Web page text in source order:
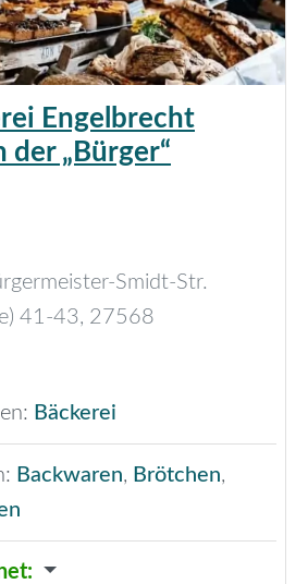
Engelbrecht
der „Bürger“
Smidt-Str.
41-43, 27568
Bäckerei
Backwaren, Brötchen,
: